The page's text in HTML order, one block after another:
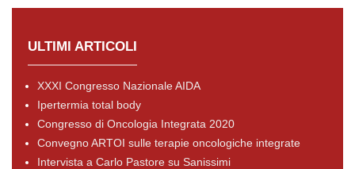
ULTIMI ARTICOLI
XXXI Congresso Nazionale AIDA
Ipertermia total body
Congresso di Oncologia Integrata 2020
Convegno ARTOI sulle terapie oncologiche integrate
Intervista a Carlo Pastore su Sanissimi